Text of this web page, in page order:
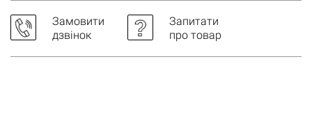
Замовити
дзвінок
Запитати
про товар